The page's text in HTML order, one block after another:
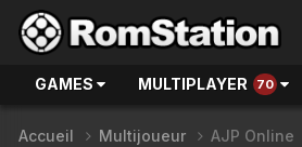
GAMES MULTIPLAYER 70
Accueil Multijoueur AJP Online